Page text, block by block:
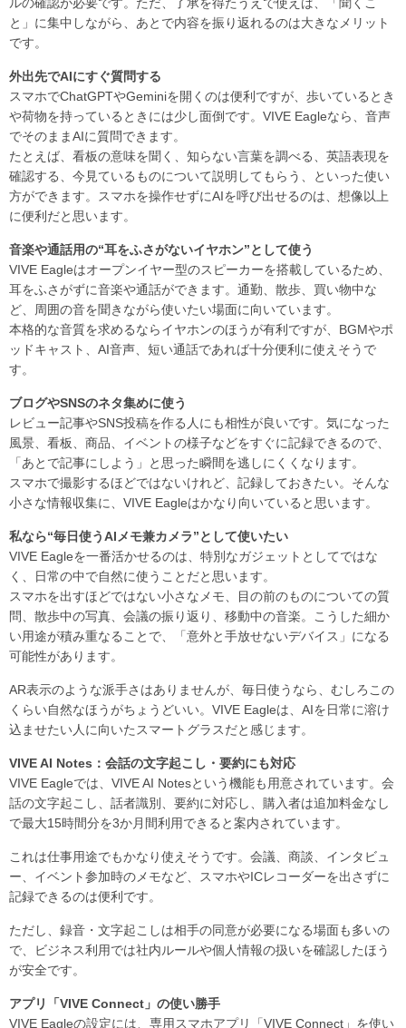
と」に集中しながら、あとで内容を振り返れるのは大きなメリット
です。
外出先でAIにすぐ質問する
スマホでChatGPTやGeminiを開くのは便利ですが、歩いているとき
や荷物を持っているときには少し面倒です。VIVE Eagleなら、音声
でそのままAIに質問できます。
たとえば、看板の意味を聞く、知らない言葉を調べる、英語表現を
確認する、今見ているものについて説明してもらう、といった使い
方ができます。スマホを操作せずにAIを呼び出せるのは、想像以上
に便利だと思います。
音楽や通話用の“耳をふさがないイヤホン”として使う
VIVE Eagleはオープンイヤー型のスピーカーを搭載しているため、
耳をふさがずに音楽や通話ができます。通勤、散歩、買い物中な
ど、周囲の音を聞きながら使いたい場面に向いています。
本格的な音質を求めるならイヤホンのほうが有利ですが、BGMやポ
ッドキャスト、AI音声、短い通話であれば十分便利に使えそうで
す。
ブログやSNSのネタ集めに使う
レビュー記事やSNS投稿を作る人にも相性が良いです。気になった
風景、看板、商品、イベントの様子などをすぐに記録できるので、
「あとで記事にしよう」と思った瞬間を逃しにくくなります。
スマホで撮影するほどではないけれど、記録しておきたい。そんな
小さな情報収集に、VIVE Eagleはかなり向いていると思います。
私なら“毎日使うAIメモ兼カメラ”として使いたい
VIVE Eagleを一番活かせるのは、特別なガジェットとしてではな
く、日常の中で自然に使うことだと思います。
スマホを出すほどではない小さなメモ、目の前のものについての質
問、散歩中の写真、会議の振り返り、移動中の音楽。こうした細か
い用途が積み重なることで、「意外と手放せないデバイス」になる
可能性があります。
AR表示のような派手さはありませんが、毎日使うなら、むしろこの
くらい自然なほうがちょうどいい。VIVE Eagleは、AIを日常に溶け
込ませたい人に向いたスマートグラスだと感じます。
VIVE AI Notes：会話の文字起こし・要約にも対応
VIVE Eagleでは、VIVE AI Notesという機能も用意されています。会
話の文字起こし、話者識別、要約に対応し、購入者は追加料金なし
で最大15時間分を3か月間利用できると案内されています。
これは仕事用途でもかなり使えそうです。会議、商談、インタビュ
ー、イベント参加時のメモなど、スマホやICレコーダーを出さずに
記録できるのは便利です。
ただし、録音・文字起こしは相手の同意が必要になる場面も多いの
で、ビジネス利用では社内ルールや個人情報の扱いを確認したほう
が安全です。
アプリ「VIVE Connect」の使い勝手
VIVE Eagleの設定には、専用スマホアプリ「VIVE Connect」を使い